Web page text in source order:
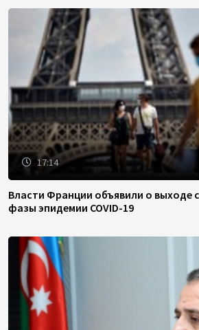
17:14
Власти Франции объявили о выходе
фазы эпидемии COVID-19